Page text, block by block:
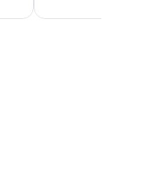
Galinhas
Extraordinária,